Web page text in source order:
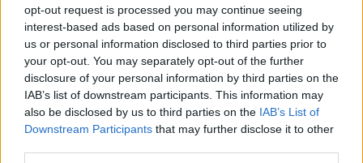
opt-out request is processed you may continue seeing
interest-based ads based on personal information utilized by
us or personal information disclosed to third parties prior to
your opt-out. You may separately opt-out of the further
disclosure of your personal information by third parties on the
IAB’s list of downstream participants. This information may
also be disclosed by us to third parties on the IAB’s List of
Downstream Participants that may further disclose it to other
szívszorító”.
Sloan gyermekeire hatással van, és arra bátorítja őket, hogy
őt használják példaképként, a gyerekei már most is
szenvedélyesen szeretik a tetoválásokat.
„Tegnap este kaptak néhány ideiglenes tetoválást a karjukra,
iskolába mennek, úgyhogy le kell majd szedniük” –mondta